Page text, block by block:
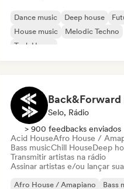
Dance music Deep house
House music
Melodic Techno
Tech House
Back&Forward
Selo, Rádio
> 900 feedbacks enviados
Acid HouseAfro House /
Bass musicChill HouseDeep
Transmitir artistas na rádio
Assinar artistas e/ou lançar
Afro House / Amapiano Bass